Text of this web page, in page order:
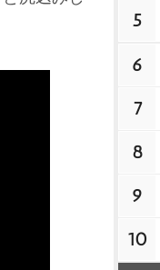
5
6
7
8
9
10